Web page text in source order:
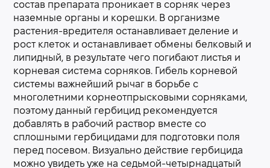
состав препарата проникает в сорняк через
наземные органы и корешки. В организме
растения-вредителя останавливает деление и
рост клеток и останавливает обмены белковый и
липидный, в результате чего погибают листья и
корневая система сорняков. Гибель корневой
системы важнейший рычаг в борьбе с
многолетними корнеотпрысковыми сорняками,
поэтому данный гербицид рекомендуется
добавлять в рабочий раствор вместе со
сплошными гербицидами для подготовки поля
перед посевом. Визуально действие гербицида
можно увидеть уже на седьмой-четырнадцатый